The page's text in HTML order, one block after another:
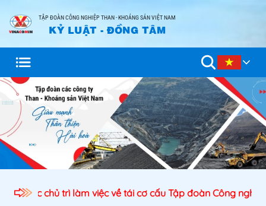
TẬP ĐOÀN CÔNG NGHIỆP THAN - KHOÁNG SẢN VIỆT NAM
KỶ LUẬT - ĐỒNG TÂM
nước chủ trì làm việc về tái cơ cấu Tập đoàn Công nghiệp